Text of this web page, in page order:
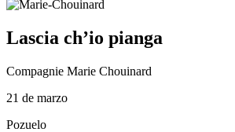
Lascia ch’io pianga
Compagnie Marie Chouinard
21 de marzo
Pozuelo